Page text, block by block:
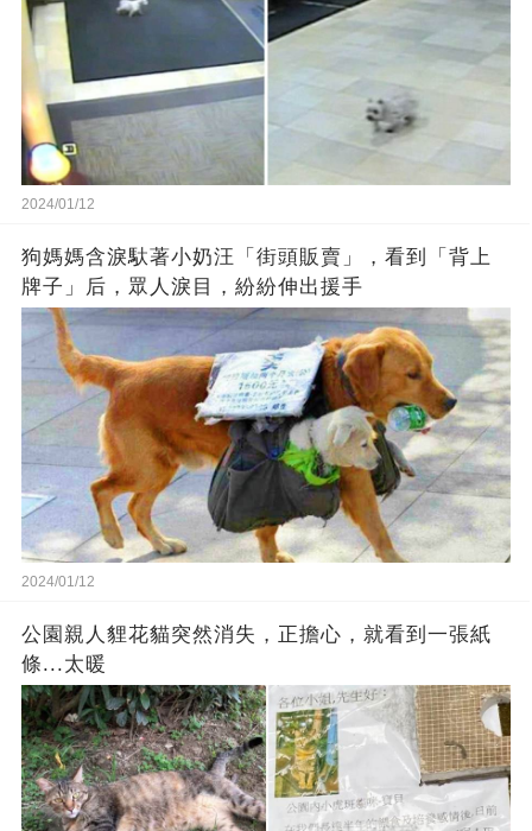
2024/01/12
狗媽媽含淚馱著小奶汪「街頭販賣」，看到「背上
牌子」后，眾人淚目，紛紛伸出援手
2024/01/12
公園親人貍花貓突然消失，正擔心，就看到一張紙
條...太暖